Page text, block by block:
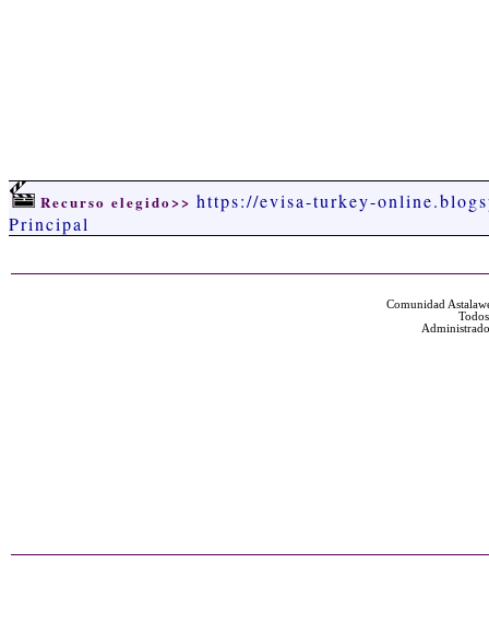
Recurso elegido>> https://evisa-turkey-
Principal
Comunidad